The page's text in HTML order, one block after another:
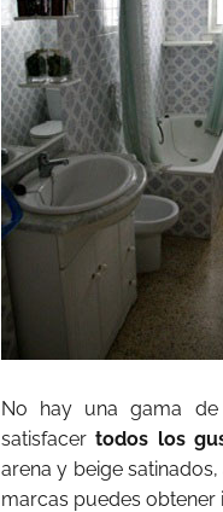
No hay una gama de
satisfacertodos los
arena y beige
marcas puedes obtener